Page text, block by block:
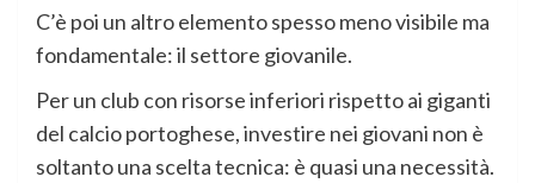
C’è poi un altro elemento spesso meno visibile ma
fondamentale: il settore giovanile.
Per un club con risorse inferiori rispetto ai giganti
del calcio portoghese, investire nei giovani non è
soltanto una scelta tecnica: è quasi una necessità.